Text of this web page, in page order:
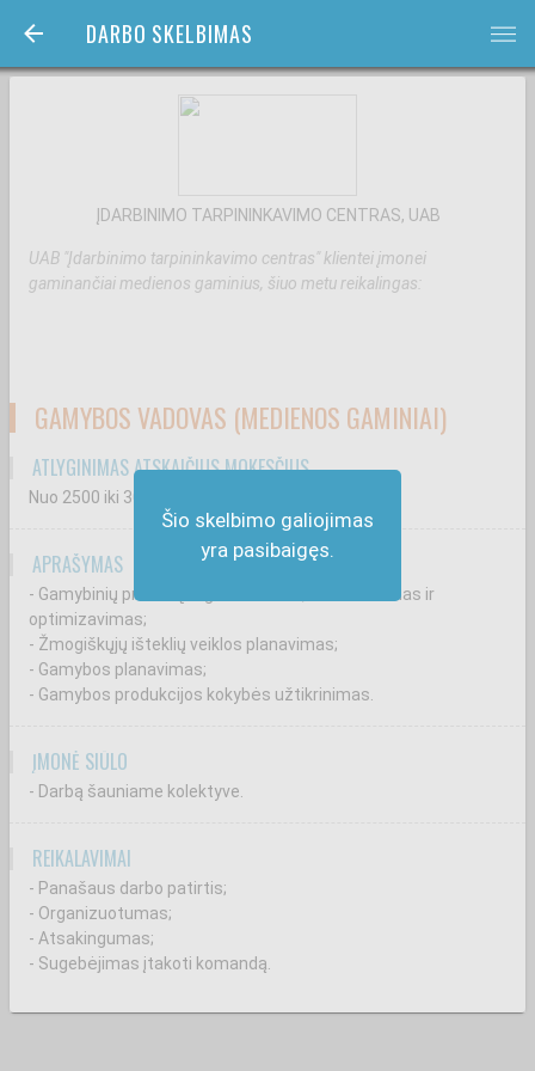
DARBO SKELBIMAS bars
Šio skelbimo galiojimas
yra pasibaigęs.
ĮDARBINIMO TARPININKAVIMO CENTRAS, UAB
UAB "Įdarbinimo tarpininkavimo centras" klientei įmonei
gaminančiai medienos gaminius, šiuo metu reikalingas:
GAMYBOS VADOVAS (MEDIENOS GAMINIAI)
ATLYGINIMAS ATSKAIČIUS MOKESČIUS
Nuo 2500 iki 3000
APRAŠYMAS
- Gamybinių procesų organizavimas, koordinavimas ir
optimizavimas;
- Žmogiškųjų išteklių veiklos planavimas;
- Gamybos planavimas;
- Gamybos produkcijos kokybės užtikrinimas.
ĮMONĖ SIŪLO
- Darbą šauniame kolektyve.
REIKALAVIMAI
- Panašaus darbo patirtis;
- Organizuotumas;
- Atsakingumas;
- Sugebėjimas įtakoti komandą.